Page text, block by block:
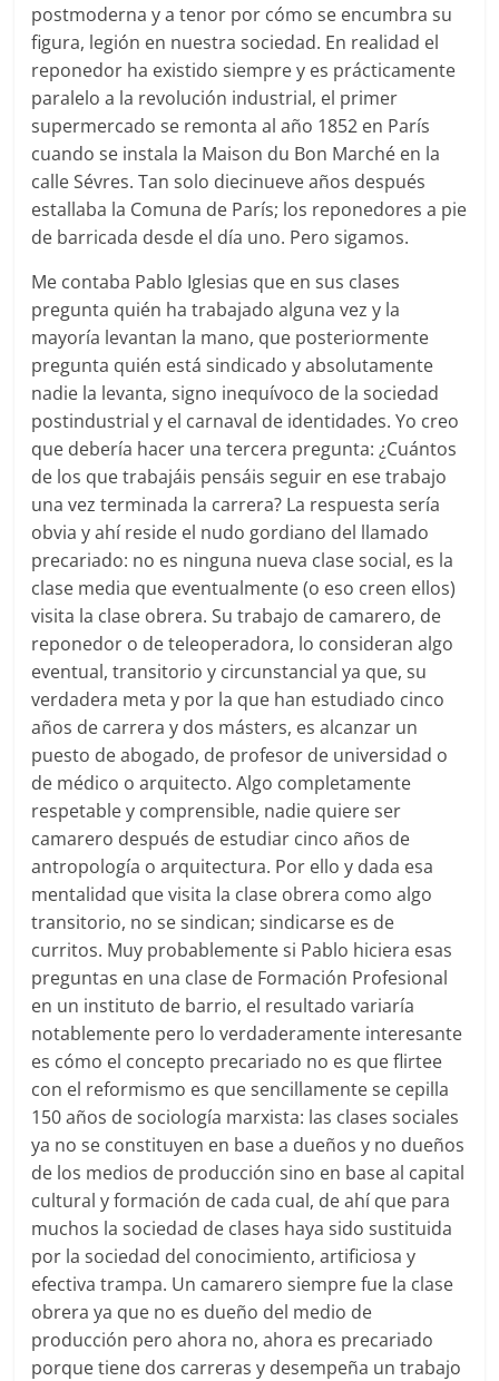
postmoderna y a tenor por cómo se encumbra su
figura, legión en nuestra sociedad. En realidad el
reponedor ha existido siempre y es prácticamente
paralelo a la revolución industrial, el primer
supermercado se remonta al año 1852 en París
cuando se instala la Maison du Bon Marché en la
calle Sévres. Tan solo diecinueve años después
estallaba la Comuna de París; los reponedores a pie
de barricada desde el día uno. Pero sigamos.
Me contaba Pablo Iglesias que en sus clases
pregunta quién ha trabajado alguna vez y la
mayoría levantan la mano, que posteriormente
pregunta quién está sindicado y absolutamente
nadie la levanta, signo inequívoco de la sociedad
postindustrial y el carnaval de identidades. Yo creo
que debería hacer una tercera pregunta: ¿Cuántos
de los que trabajáis pensáis seguir en ese trabajo
una vez terminada la carrera? La respuesta sería
obvia y ahí reside el nudo gordiano del llamado
precariado: no es ninguna nueva clase social, es la
clase media que eventualmente (o eso creen ellos)
visita la clase obrera. Su trabajo de camarero, de
reponedor o de teleoperadora, lo consideran algo
eventual, transitorio y circunstancial ya que, su
verdadera meta y por la que han estudiado cinco
años de carrera y dos másters, es alcanzar un
puesto de abogado, de profesor de universidad o
de médico o arquitecto. Algo completamente
respetable y comprensible, nadie quiere ser
camarero después de estudiar cinco años de
antropología o arquitectura. Por ello y dada esa
mentalidad que visita la clase obrera como algo
transitorio, no se sindican; sindicarse es de
curritos. Muy probablemente si Pablo hiciera esas
preguntas en una clase de Formación Profesional
en un instituto de barrio, el resultado variaría
notablemente pero lo verdaderamente interesante
es cómo el concepto precariado no es que flirtee
con el reformismo es que sencillamente se cepilla
150 años de sociología marxista: las clases sociales
ya no se constituyen en base a dueños y no dueños
de los medios de producción sino en base al capital
cultural y formación de cada cual, de ahí que para
muchos la sociedad de clases haya sido sustituida
por la sociedad del conocimiento, artificiosa y
efectiva trampa. Un camarero siempre fue la clase
obrera ya que no es dueño del medio de
producción pero ahora no, ahora es precariado
porque tiene dos carreras y desempeña un trabajo